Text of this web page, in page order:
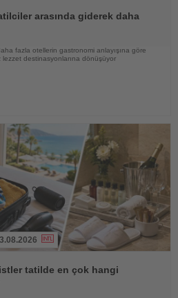
arasında giderek daha
fazla otellerin gastronomi anlayışına göre
lezzet destinasyonlarına dönüşüyor
tatilde en çok hangi